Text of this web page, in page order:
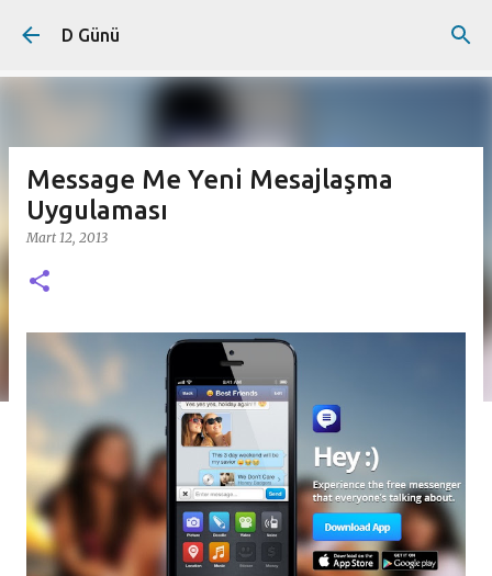
D Günü
Message Me Yeni Mesajlaşma
Uygulaması
Mart 12, 2013